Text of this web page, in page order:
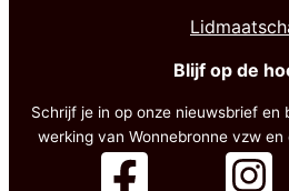
Blijf op de
Schrijf je in op onze nieuwsbrief en
werking van Wonnebronne vzw